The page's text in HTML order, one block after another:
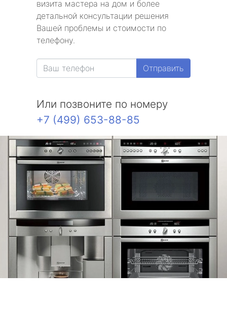
визита мастера на дом и более
детальной консультации решения
Вашей проблемы и стоимости по
телефону.
Отправить
Или позвоните по номеру
+7 (499) 653-88-85